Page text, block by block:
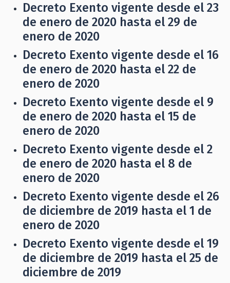
Decreto Exento vigente desde el 23
de enero de 2020 hasta el 29 de
enero de 2020
Decreto Exento vigente desde el 16
de enero de 2020 hasta el 22 de
enero de 2020
Decreto Exento vigente desde el 9
de enero de 2020 hasta el 15 de
enero de 2020
Decreto Exento vigente desde el 2
de enero de 2020 hasta el 8 de
enero de 2020
Decreto Exento vigente desde el 26
de diciembre de 2019 hasta el 1 de
enero de 2020
Decreto Exento vigente desde el 19
de diciembre de 2019 hasta el 25 de
diciembre de 2019